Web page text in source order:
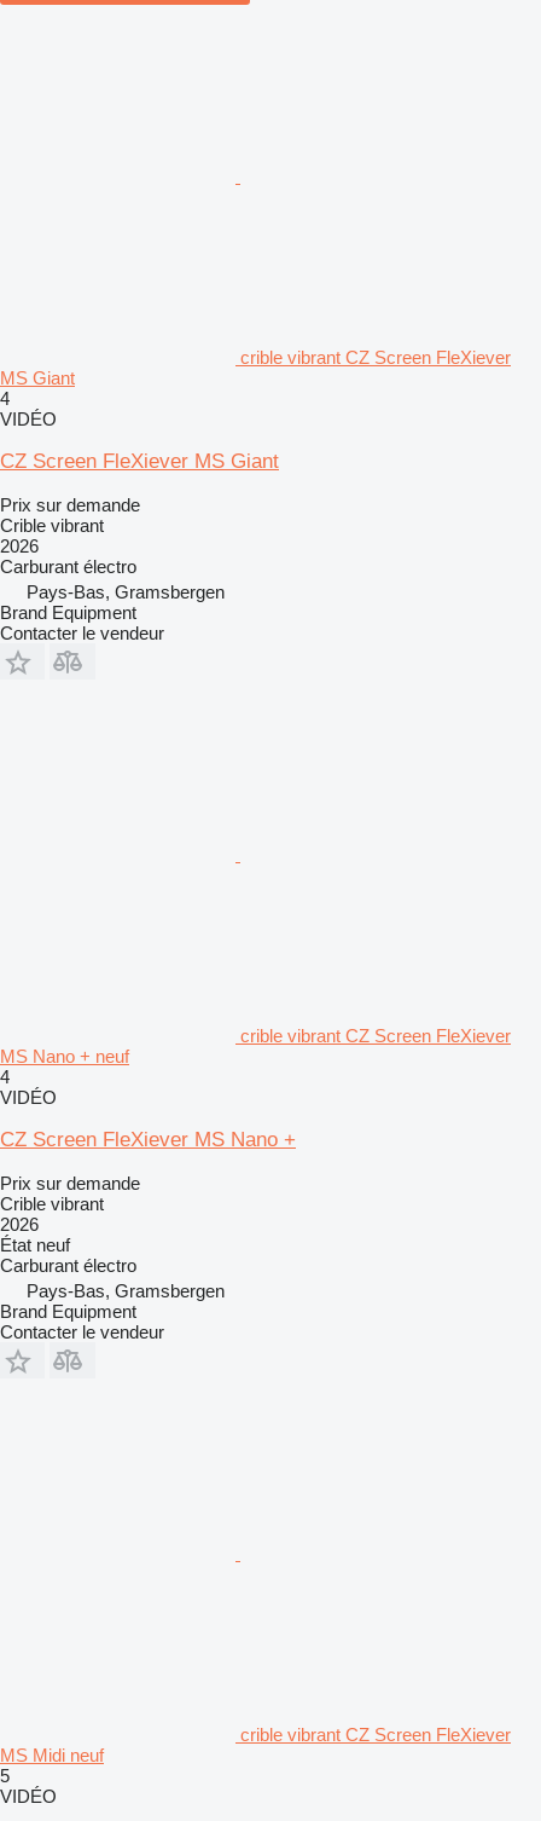
crible vibrant CZ Screen FleXiever
MS Giant
4
VIDÉO
CZ Screen FleXiever MS Giant
Prix sur demande
Crible vibrant
2026
Carburant électro
Pays-Bas, Gramsbergen
Brand Equipment
Contacter le vendeur
crible vibrant CZ Screen FleXiever
MS Nano + neuf
4
VIDÉO
CZ Screen FleXiever MS Nano +
Prix sur demande
Crible vibrant
2026
État neuf
Carburant électro
Pays-Bas, Gramsbergen
Brand Equipment
Contacter le vendeur
crible vibrant CZ Screen FleXiever
MS Midi neuf
5
VIDÉO